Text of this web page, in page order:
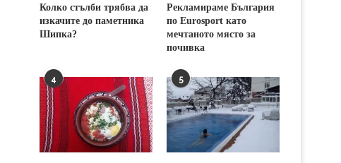
Колко стълби трябва да
изкачите до паметника
Шипка?
Рекламираме България
по Eurosport като
мечтаното място за
почивка
4 5